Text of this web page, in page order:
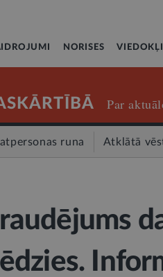
NORISES VIEDOKĻI
Par
runa Atklātā